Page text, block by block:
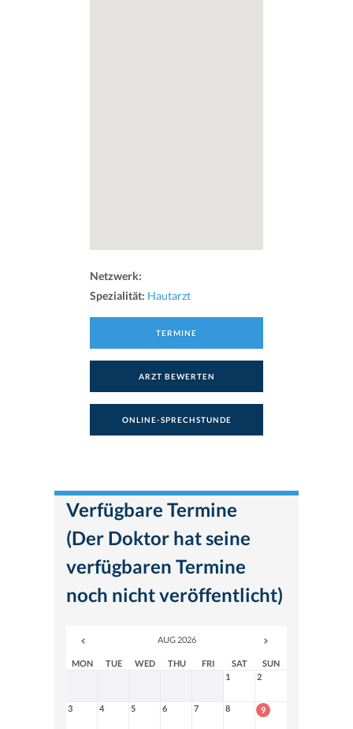
Netzwerk:
Spezialität: Hautarzt
TERMINE
ARZT BEWERTEN
ONLINE-SPRECHSTUNDE
Verfügbare Termine
(Der Doktor hat seine
verfügbaren Termine
noch nicht veröffentlicht)
AUG 2026
MON TUE WED THU FRI SAT
SUN
1
2
3 4 5 6 7 8 9